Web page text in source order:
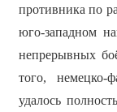
противника по
юго-западном
непрерывных
того,
удалось